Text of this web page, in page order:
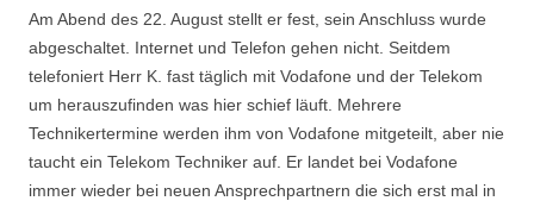
Am Abend des 22. August stellt er fest, sein Anschluss wurde
abgeschaltet. Internet und Telefon gehen nicht. Seitdem
telefoniert Herr K. fast täglich mit Vodafone und der Telekom
um herauszufinden was hier schief läuft. Mehrere
Technikertermine werden ihm von Vodafone mitgeteilt, aber nie
taucht ein Telekom Techniker auf. Er landet bei Vodafone
immer wieder bei neuen Ansprechpartnern die sich erst mal in